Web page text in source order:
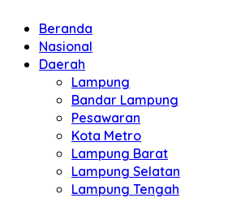
Beranda
Nasional
Daerah
Lampung
Bandar Lampung
Pesawaran
Kota Metro
Lampung Barat
Lampung Selatan
Lampung Tengah